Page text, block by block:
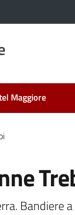
Maggiore
Bandiere